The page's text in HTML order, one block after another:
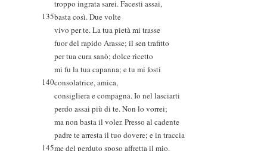
troppo ingrata sarei. Facesti assai,
135basta così. Due volte
vivo per te. La tua pietà mi trasse
fuor del rapido Arasse; il sen trafitto
per tua cura sanò; dolce ricetto
mi fu la tua capanna; e tu mi fosti
140consolatrice, amica,
consigliera e compagna. Io nel lasciarti
perdo assai più di te. Non lo vorrei;
ma non basta il voler. Presso al cadente
padre te arresta il tuo dovere; e in traccia
145me del perduto sposo affretta il mio.